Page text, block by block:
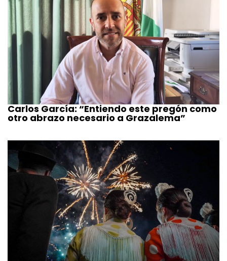
Carlos García: “Entiendo este pregón como
otro abrazo necesario a Grazalema”